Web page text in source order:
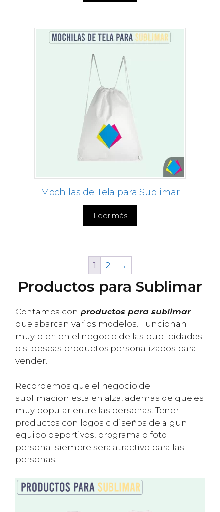
Mochilas de Tela para Sublimar
Leer más
1 2 →
Productos para Sublimar
Contamos con productos para sublimar
que abarcan varios modelos. Funcionan
muy bien en el negocio de las publicidades
o si deseas productos personalizados para
vender.
Recordemos que el negocio de
sublimacion esta en alza, ademas de que es
muy popular entre las personas. Tener
productos con logos o diseños de algun
equipo deportivos, programa o foto
personal siempre sera atractivo para las
personas.